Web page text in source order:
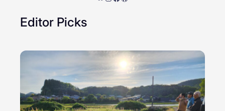
Editor Picks